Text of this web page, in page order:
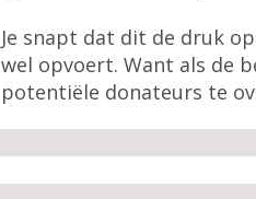
Je snapt dat dit de druk
wel opvoert. Want als de
potentiële donateurs te